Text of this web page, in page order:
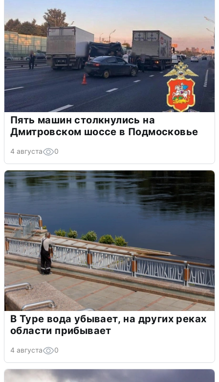
Пять машин столкнулись на
Дмитровском шоссе в Подмосковье
4 августа 0
В Туре вода убывает, на других реках
области прибывает
4 августа 0